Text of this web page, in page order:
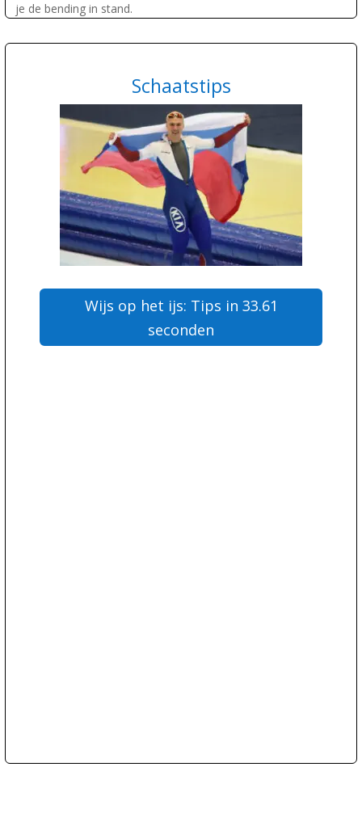
je de bending in stand.
Schaatstips
Wijs op het ijs: Tips in 33.61
seconden